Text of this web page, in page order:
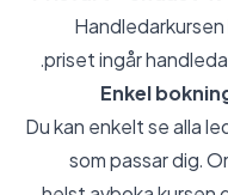
priset ingår
Enkel
Du kan enkelt se alla
som passar dig.